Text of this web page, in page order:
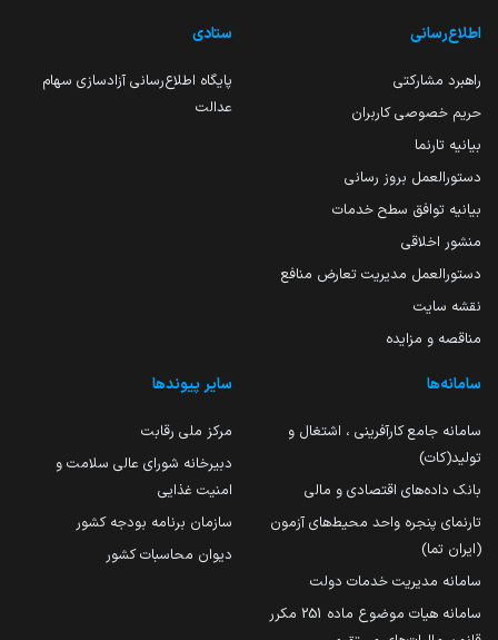
اطلاع‌رسانی
راهبرد مشارکتی
حریم خصوصی کاربران
بیانیه تارنما
دستورالعمل بروز رسانی
بیانیه توافق سطح خدمات
منشور اخلاقی
دستورالعمل مدیریت تعارض منافع
نقشه سایت
مناقصه و مزایده
ستادی
پایگاه اطلاع‌رسانی آزادسازی سهام
عدالت
سامانه‌ها
سامانه جامع کارآفرینی ، اشتغال و
تولید(کات)
بانک داده‌های اقتصادی و مالی
تارنمای پنجره واحد محیط‌های آزمون
(ایران تما)
سامانه مدیریت خدمات دولت
سامانه هیات موضوع ماده 251 مکرر
سایر پیوندها
مرکز ملی رقابت
دبیرخانه شورای عالی سلامت و
امنیت غذایی
سازمان برنامه بودجه کشور
دیوان محاسبات کشور